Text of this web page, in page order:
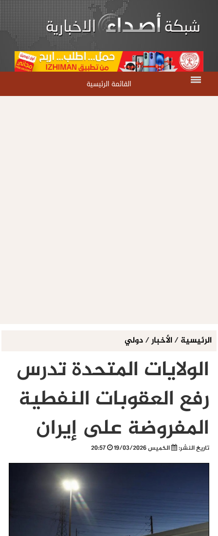
القائمة الرئيسية
الرئيسية/الأخبار/دولي
الولايات المتحدة تدرس
رفع العقوبات النفطية
المفروضة على إيران
تاريخ النشر: الخميس 19/03/2026